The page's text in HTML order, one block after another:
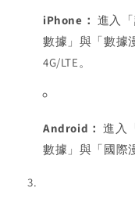
iPhone： 進入
數據」與「數據
4G/LTE。
Android： 進入
數據」與「國際